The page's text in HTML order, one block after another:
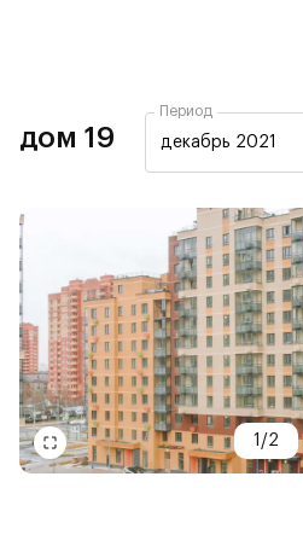
дом 19
Период
декабрь 2021
1 /2